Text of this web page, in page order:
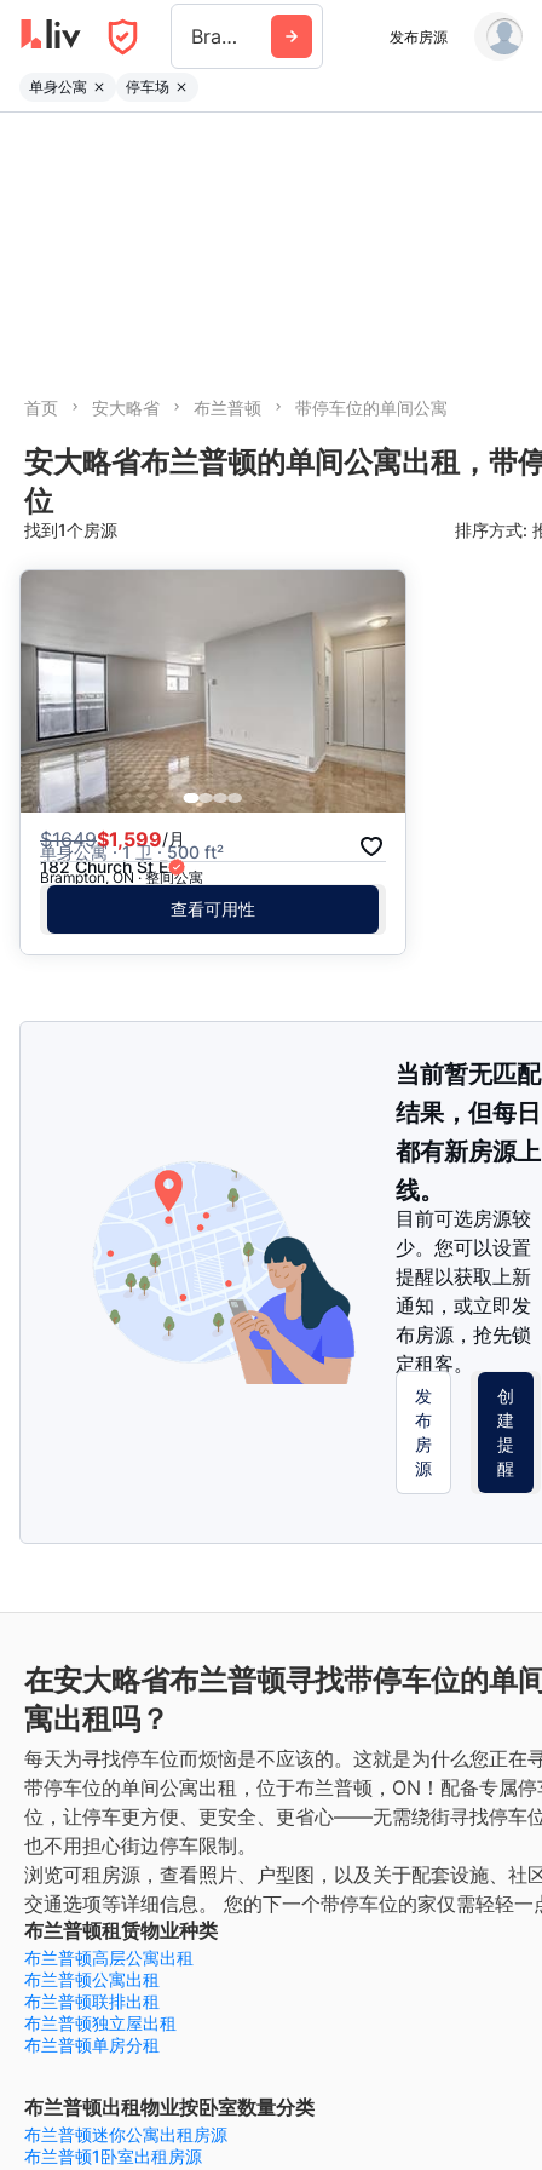
Brampton 发布房源
单身公寓 停车场
首页 安大略省 布兰普顿 带停车位的单间公寓
安大略省布兰普顿的单间公寓出租，带
位
找到1个房源 排序方式:
日期: 过往日期在前
价格 - $$$ 到 $
价格 - $ 到 $$$
$1649$1,599/月
单身公寓 · 1 卫 · 500 ft²
182 Church St E
Brampton, ON · 整间公寓
查看可用性
当前暂无匹配
结果，但每日
都有新房源上
线。
目前可选房源较
少。您可以设置
提醒以获取上新
通知，或立即发
布房源，抢先锁
定租客。
发
布
房
源
创
建
提
醒
在安大略省布兰普顿寻找带停车位的单
寓出租吗？
每天为寻找停车位而烦恼是不应该的。这就是为什么您正在
带停车位的单间公寓出租，位于布兰普顿，ON！配备专属停
位，让停车更方便、更安全、更省心——无需绕街寻找停车
也不用担心街边停车限制。
浏览可租房源，查看照片、户型图，以及关于配套设施、社
交通选项等详细信息。
您的下一个带停车位的家仅需轻轻一
布兰普顿租赁物业种类
布兰普顿高层公寓出租
布兰普顿公寓出租
布兰普顿联排出租
布兰普顿独立屋出租
布兰普顿单房分租
布兰普顿出租物业按卧室数量分类
布兰普顿迷你公寓出租房源
布兰普顿1卧室出租房源